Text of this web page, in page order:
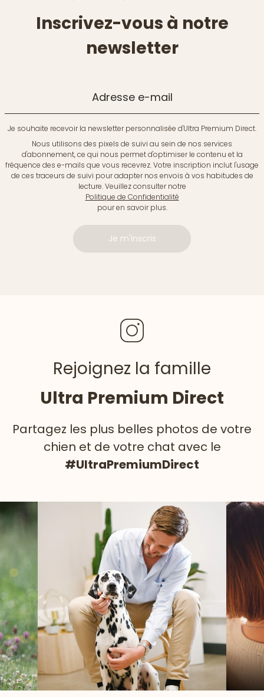
Inscrivez-vous à notre
newsletter
Adresse e-mail
Je souhaite recevoir la newsletter personnalisée d'Ultra Premium Direct.
Nous utilisons des pixels de suivi au sein de nos services
d'abonnement, ce qui nous permet d'optimiser le contenu et la
fréquence des e-mails que vous recevrez. Votre inscription inclut l'usage
de ces traceurs de suivi pour adapter nos envois à vos habitudes de
lecture. Veuillez consulter notre
Politique de Confidentialité
pour en savoir plus.
Je m'inscris
Rejoignez la famille
Ultra Premium Direct
Partagez les plus belles photos de votre
chien et de votre chat avec le
#UltraPremiumDirect